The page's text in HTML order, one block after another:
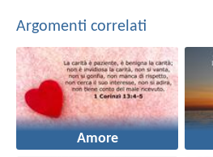
Argomenti correlati
Amore